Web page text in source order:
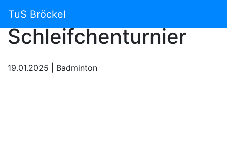
TuS Bröckel
Badminton
Schleifchenturnier
19.01.2025 Badminton